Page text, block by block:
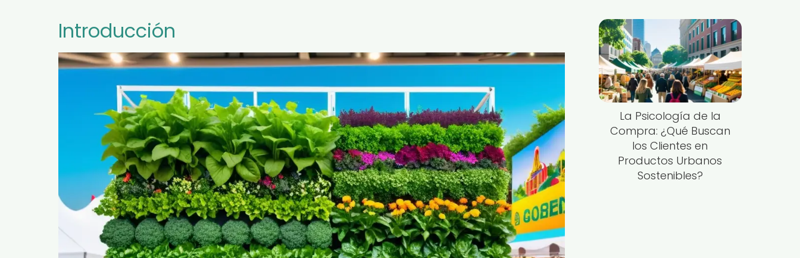
Introducción
La Psicología de la
Compra: ¿Qué Buscan
los Clientes en
Productos Urbanos
Sostenibles?